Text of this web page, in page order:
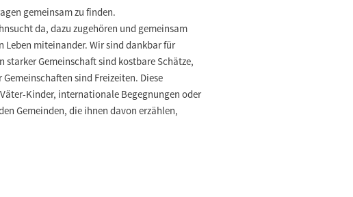
gemeinsam zu finden.
da, dazu zugehören und gemeinsam
Leben miteinander. Wir sind dankbar für
starker Gemeinschaft sind kostbare Schätze,
sind Freizeiten. Diese
Kinder, internationale Begegnungen oder
Gemeinden, die ihnen davon erzählen,